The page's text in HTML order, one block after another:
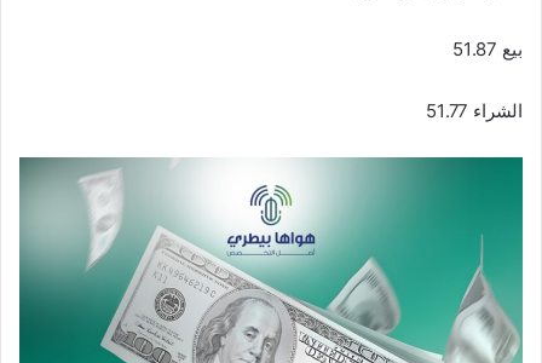
بيع 51.87
الشراء 51.77